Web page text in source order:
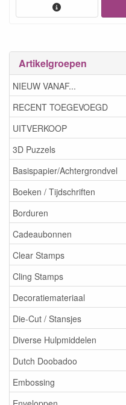
Artikelgroepen
NIEUW VANAF...
RECENT TOEGEVOEGD
UITVERKOOP
3D Puzzels
Basispapier/Achtergrondvel
Boeken / Tijdschriften
Borduren
Cadeaubonnen
Clear Stamps
Cling Stamps
Decoratiemateriaal
Die-Cut / Stansjes
Diverse Hulpmiddelen
Dutch Doobadoo
Embossing